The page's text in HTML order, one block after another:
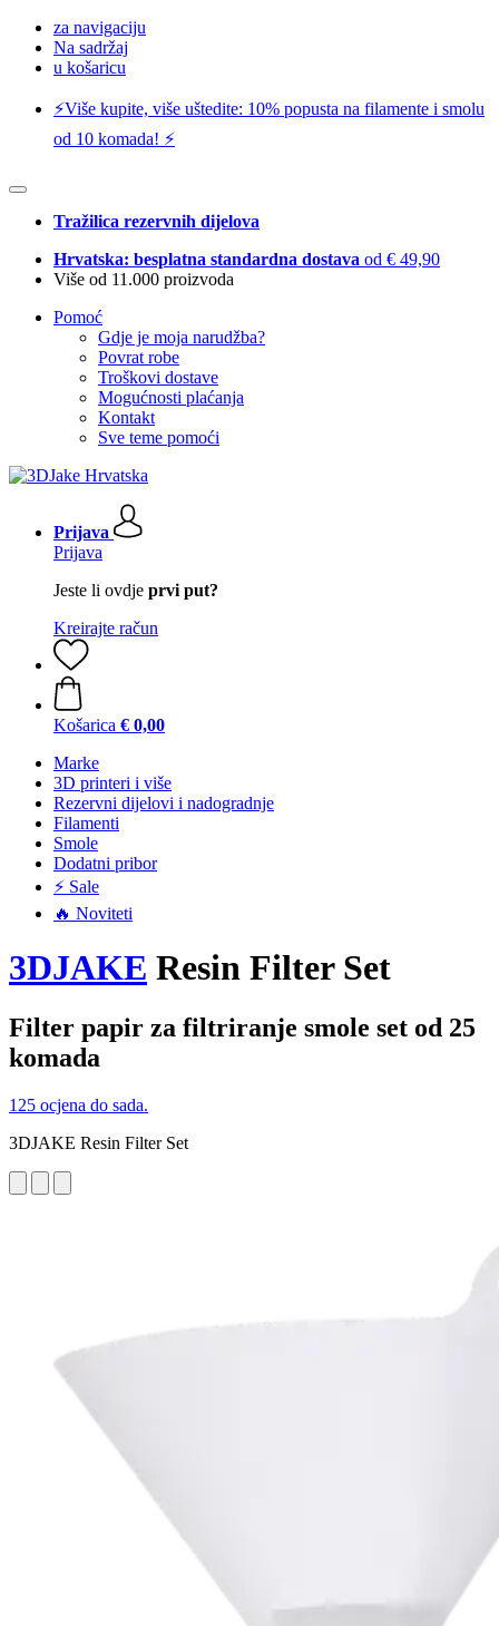
za navigaciju
Na sadržaj
u košaricu
⚡️Više kupite, više uštedite: 10% popusta na filamente i smolu
od 10 komada! ⚡️
Tražilica rezervnih dijelova
Hrvatska: besplatna standardna dostava od € 49,90
Više od 11.000 proizvoda
Pomoć
Gdje je moja narudžba?
Povrat robe
Troškovi dostave
Mogućnosti plaćanja
Kontakt
Sve teme pomoći
Prijava
Prijava
Jeste li ovdje prvi put?
Kreirajte račun
Košarica € 0,00
Marke
3D printeri i više
Rezervni dijelovi i nadogradnje
Filamenti
Smole
Dodatni pribor
⚡ Sale
🔥 Noviteti
3DJAKE Resin Filter Set
Filter papir za filtriranje smole set od 25
komada
125 ocjena do sada.
3DJAKE Resin Filter Set